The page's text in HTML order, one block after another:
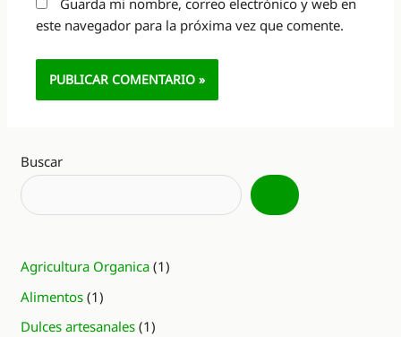
Guarda mi nombre, correo electrónico y web en
este navegador para la próxima vez que comente.
Buscar
Agricultura Organica (1)
Alimentos (1)
Dulces artesanales (1)